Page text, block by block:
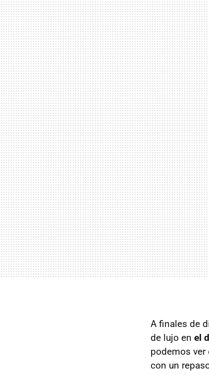
A finales de
de lujo en el
podemos ver
con un